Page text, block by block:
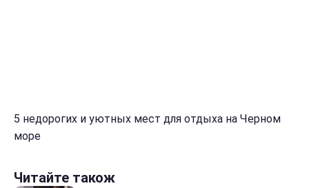
5 недорогих и уютных мест для отдыха на Черном
море
Читайте також